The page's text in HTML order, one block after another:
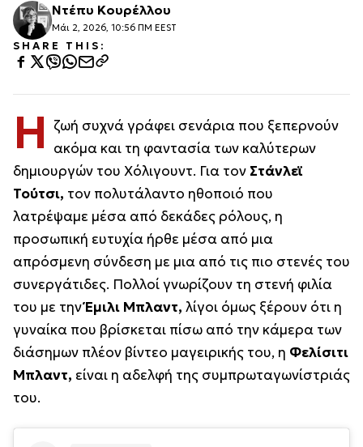
Ντέπυ Κουρέλλου
Μάι 2, 2026, 10:56 ΠΜ EEST
SHARE THIS:
Η ζωή συχνά γράφει σενάρια που ξεπερνούν
ακόμα και τη φαντασία των καλύτερων
δημιουργών του Χόλιγουντ. Για τον Στάνλεϊ
Τούτσι, τον πολυτάλαντο ηθοποιό που
λατρέψαμε μέσα από δεκάδες ρόλους, η
προσωπική ευτυχία ήρθε μέσα από μια
απρόσμενη σύνδεση με μια από τις πιο στενές του
συνεργάτιδες. Πολλοί γνωρίζουν τη στενή φιλία
του με τηνΈμιλι Μπλαντ, λίγοι όμως ξέρουν ότι η
γυναίκα που βρίσκεται πίσω από την κάμερα των
διάσημων πλέον βίντεο μαγειρικής του, η Φελίσιτι
Μπλαντ, είναι η αδελφή της συμπρωταγωνίστριάς
του.